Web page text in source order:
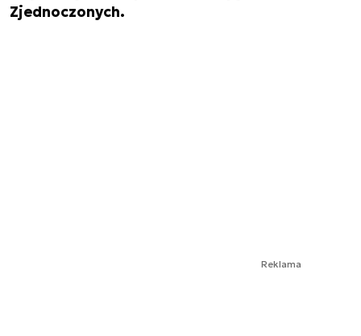
Zjednoczonych.
Reklama